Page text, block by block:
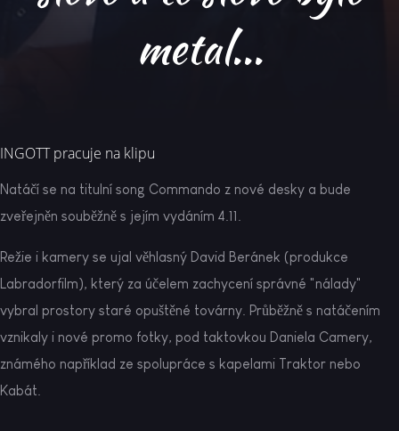
metal...
INGOTT pracuje na klipu
Natáčí se na titulní song Commando z nové desky a bude
zveřejněn souběžně s jejím vydáním 4.11.
Režie i kamery se ujal věhlasný David Beránek (produkce
Labradorfilm), který za účelem zachycení správné "nálady"
vybral prostory staré opuštěné továrny. Průběžně s natáčením
vznikaly i nové promo fotky, pod taktovkou Daniela Camery,
známého například ze spolupráce s kapelami Traktor nebo
Kabát.